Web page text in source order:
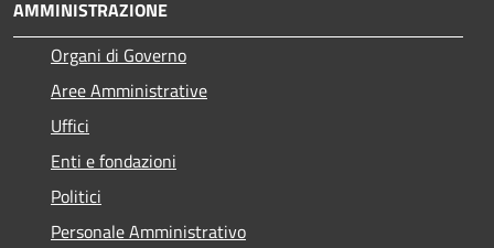
AMMINISTRAZIONE
Organi di Governo
Aree Amministrative
Uffici
Enti e fondazioni
Politici
Personale Amministrativo